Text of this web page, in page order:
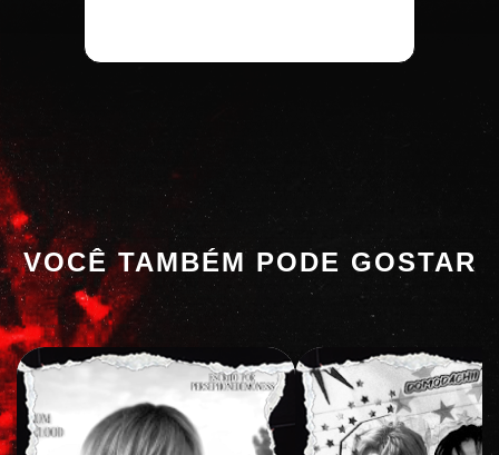
VOCÊ TAMBÉM PODE GOSTAR